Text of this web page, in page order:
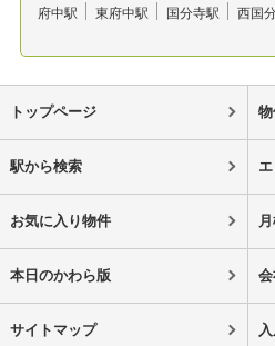
府中駅 東府中駅 国分寺駅 西国
トップページ
駅から検索
お気に入り物件
本日のかわら版
サイトマップ